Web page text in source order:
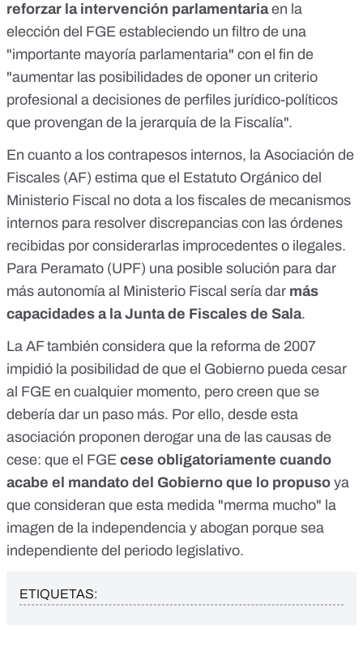
reforzar la intervención parlamentariaen la
elección del FGE estableciendo un filtro de una
"importante mayoría parlamentaria" con el fin de
"aumentar las posibilidades de oponer un criterio
profesional a decisiones de perfiles jurídico-políticos
que provengan de la jerarquía de la Fiscalía".
En cuanto a los contrapesos internos, la Asociación de
Fiscales (AF) estima que el Estatuto Orgánico del
Ministerio Fiscal no dota a los fiscales de mecanismos
internos para resolver discrepancias con las órdenes
recibidas por considerarlas improcedentes o ilegales.
Para Peramato (UPF) una posible solución para dar
más autonomía al Ministerio Fiscal sería dar más
capacidades a la Junta de Fiscales de Sala.
La AF también considera que la reforma de 2007
impidió la posibilidad de que el Gobierno pueda cesar
al FGE en cualquier momento, pero creen que se
debería dar un paso más. Por ello, desde esta
asociación proponen derogar una de las causas de
cese: que el FGE cese obligatoriamente cuando
acabe el mandato del Gobierno que lo propuso ya
que consideran que esta medida "merma mucho" la
imagen de la independencia y abogan porque sea
independiente del periodo legislativo.
ETIQUETAS: